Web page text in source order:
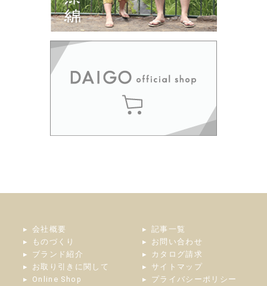
会社概要
ものづくり
ブランド紹介
お取り引きに関して
Online Shop
記事一覧
お問い合わせ
カタログ請求
サイトマップ
プライバシーポリシー